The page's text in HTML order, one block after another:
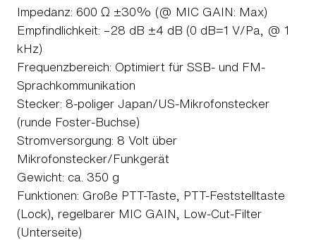
Impedanz: 600 Ω ±30% (@ MIC GAIN: Max)
Empfindlichkeit: –28 dB ±4 dB (0 dB=1 V/Pa, @ 1
kHz)
Frequenzbereich: Optimiert für SSB- und FM-
Sprachkommunikation
Stecker: 8-poliger Japan/US-Mikrofonstecker
(runde Foster-Buchse)
Stromversorgung: 8 Volt über
Mikrofonstecker/Funkgerät
Gewicht: ca. 350 g
Funktionen: Große PTT-Taste, PTT-Feststelltaste
(Lock), regelbarer MIC GAIN, Low-Cut-Filter
(Unterseite)